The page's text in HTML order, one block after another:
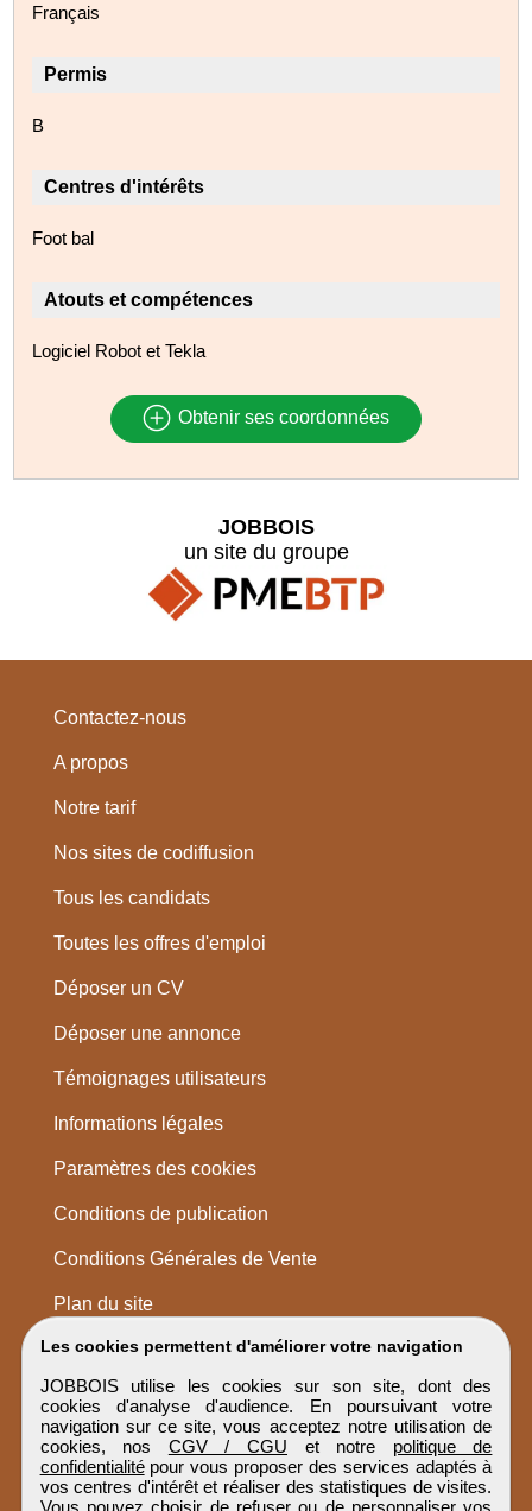
Français
Permis
B
Centres d'intérêts
Foot bal
Atouts et compétences
Logiciel Robot et Tekla
Obtenir ses coordonnées
Les cookies permettent d'améliorer votre navigation
JOBBOIS utilise les cookies sur son site, dont des
cookies d'analyse d'audience. En poursuivant votre
navigation sur ce site, vous acceptez notre utilisation de
cookies, nos CGV / CGU et notre politique de
confidentialitépour vous proposer des services adaptés à
vos centres d'intérêt et réaliser des statistiques de visites.
Vous pouvez choisir de refuser ou de personnaliser vos
JOBBOIS
un site du groupe
Contactez-nous
A propos
Notre tarif
Nos sites de codiffusion
Tous les candidats
Toutes les offres d'emploi
Déposer un CV
Déposer une annonce
Témoignages utilisateurs
Informations légales
Paramètres des cookies
Conditions de publication
Conditions Générales de Vente
Plan du site